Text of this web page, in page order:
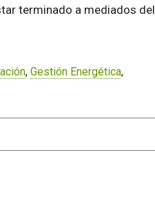
terminado a mediados del
, Gestión Energética,